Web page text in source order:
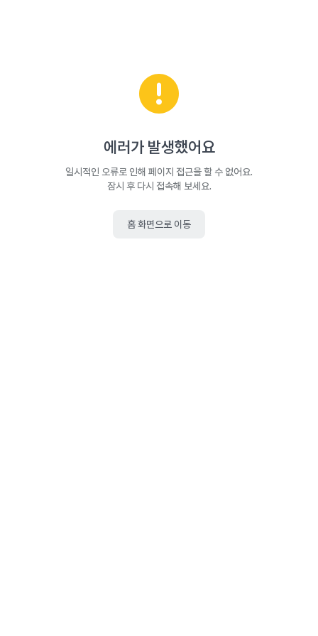
에러가 발생했어요
일시적인 오류로 인해 페이지 접근을 할 수 없어요.
잠시 후 다시 접속해 보세요.
홈 화면으로 이동